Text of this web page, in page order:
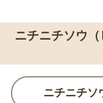
ニチニチソウ
ニチニチソ